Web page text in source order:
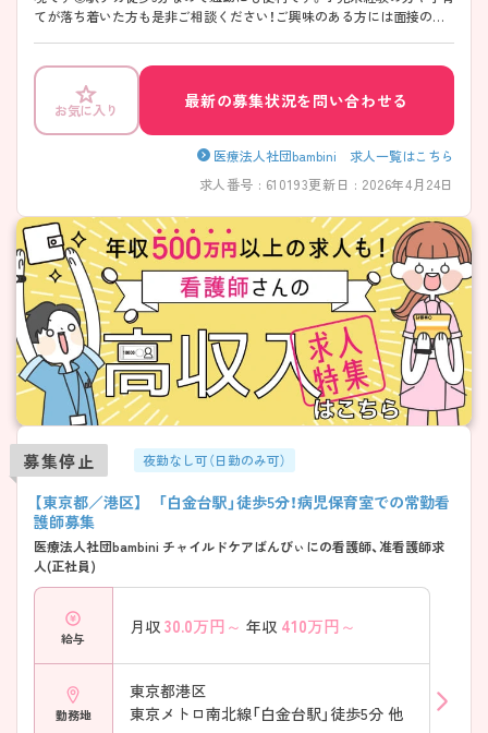
てが落ち着いた方も是非ご相談ください！ご興味のある方には面接のポ
お気に入り 最新の募集状況を問い合わせる
医療法人社団bambini 求人一覧はこちら
求人番号 : 610193更新日 : 2026年4月24日
募集停止 夜勤なし可（日勤のみ可）
【東京都／港区】 「白金台駅」徒歩5分！病児保育室での常勤看
護師募集
医療法人社団bambini チャイルドケアばんびぃにの看護師、准看護師求
人(正社員)
給与
月収 30.0万円～ 年収 410万円～
勤務地
東京都港区
東京メトロ南北線「白金台駅」徒歩5分 他